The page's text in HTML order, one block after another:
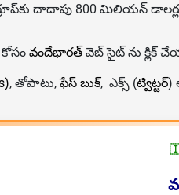
దాదాపు 800 మిలియన్
కోసం వందేభారత్ వెబ్ సైట్ ను క్లిక్
, తోపాటు,ఫేస్ బుక్, ఎక్స్ (ట్విట్టర్)